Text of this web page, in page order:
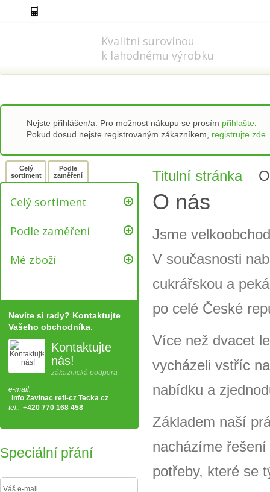
Kvalitní surovinou
k lahodnému výrobku
Nejste přihlášen/a. Pro možnost nákupu se prosím přihlašte
Pokud dosud nejste registrovaným zákazníkem, registrujte zde
Titulní stránka
O nás
Jsme
V současnosti
cukrářskou a
po celé České
Více než dvacet
vycházeli vstříc
nabídku a
Základem naší
nacházíme
potřeby, které se
Celý
sortiment
Podle
zaměření
Celý sortiment
Podle zaměření
Mé zboží
Nevíte si rady? Kontaktujte
Vašeho obchodníka.
Kontaktujte
nás!
zákaznická podpora
e-mail:
info Zavinac refi-cz Tecka cz
tel.: +420 770 168 458
Speciální přání